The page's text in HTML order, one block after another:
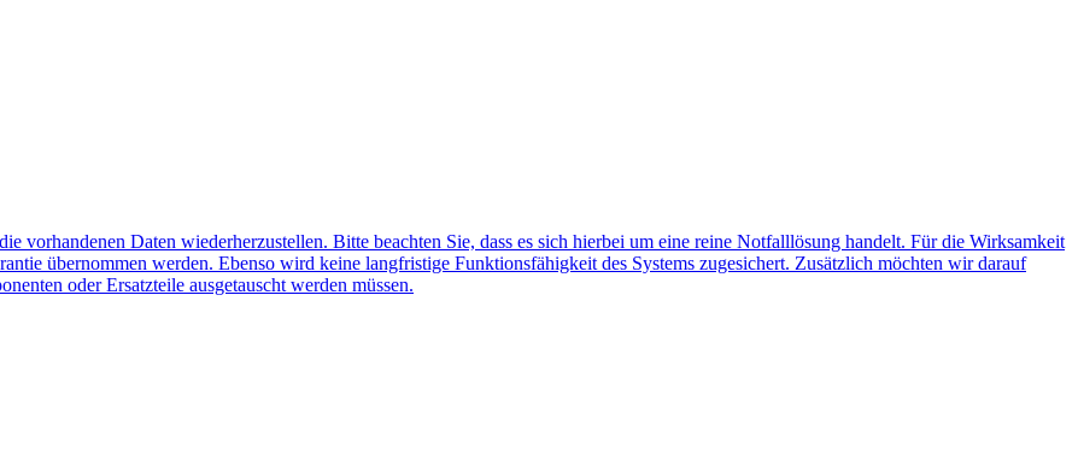
vorhandenen Daten wiederherzustellen. Bitte beachten Sie, dass es sich hierbei um eine reine Notfalllösung handelt. Für die Wirksamkeit
übernommen werden. Ebenso wird keine langfristige Funktionsfähigkeit des Systems zugesichert. Zusätzlich möchten wir darauf
oder Ersatzteile ausgetauscht werden müssen.